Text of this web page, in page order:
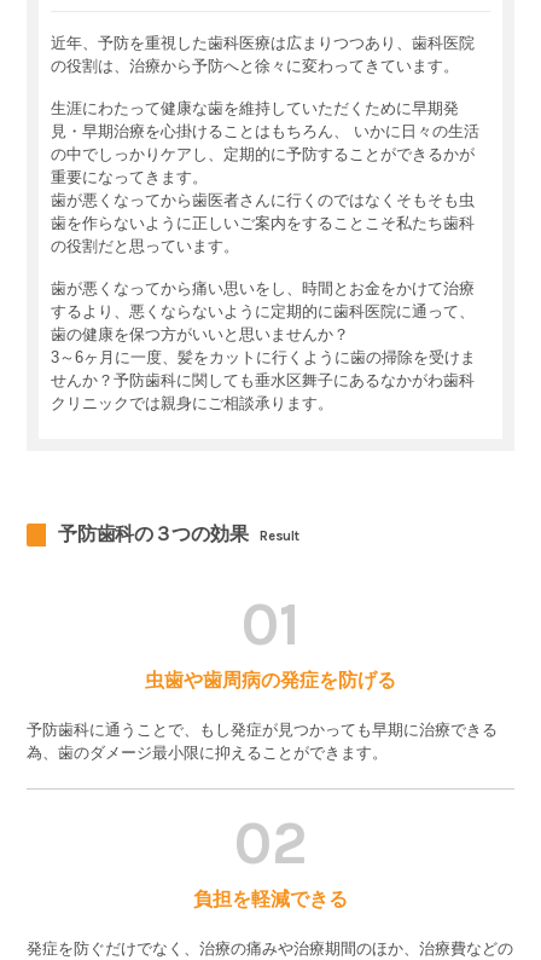
近年、予防を重視した歯科医療は広まりつつあり、歯科医院
の役割は、治療から予防へと徐々に変わってきています。
生涯にわたって健康な歯を維持していただくために早期発
見・早期治療を心掛けることはもちろん、 いかに日々の生活
の中でしっかりケアし、定期的に予防することができるかが
重要になってきます。
歯が悪くなってから歯医者さんに行くのではなくそもそも虫
歯を作らないように正しいご案内をすることこそ私たち歯科
の役割だと思っています。
歯が悪くなってから痛い思いをし、時間とお金をかけて治療
するより、悪くならないように定期的に歯科医院に通って、
歯の健康を保つ方がいいと思いませんか？
3～6ヶ月に一度、髪をカットに行くように歯の掃除を受けま
せんか？予防歯科に関しても垂水区舞子にあるなかがわ歯科
クリニックでは親身にご相談承ります。
予防歯科の３つの効果 Result
01
虫歯や歯周病の発症を防げる
予防歯科に通うことで、もし発症が見つかっても早期に治療できる
為、歯のダメージ最小限に抑えることができます。
02
負担を軽減できる
発症を防ぐだけでなく、治療の痛みや治療期間のほか、治療費などの